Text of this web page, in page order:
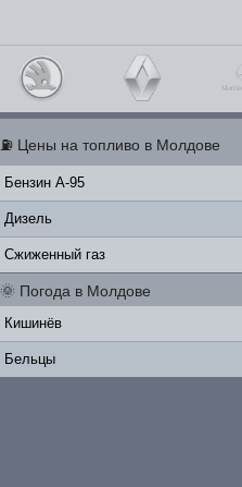
⛽ Цены на топливо в Молдове
Бензин A-95
Дизель
Сжиженный газ
🌞 Погода в Молдове
Кишинёв
Бельцы